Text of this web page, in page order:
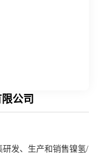
公司
研发、生产和销售镍氢/